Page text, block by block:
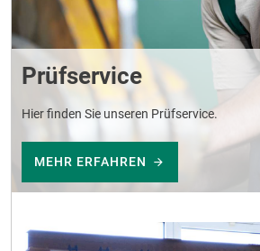
Prüfservice
Hier finden Sie unseren Prüfservice.
MEHR ERFAHREN